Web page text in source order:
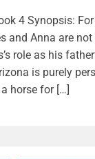
4 Synopsis:
and Anna are
role as his
is purely
horse for […]